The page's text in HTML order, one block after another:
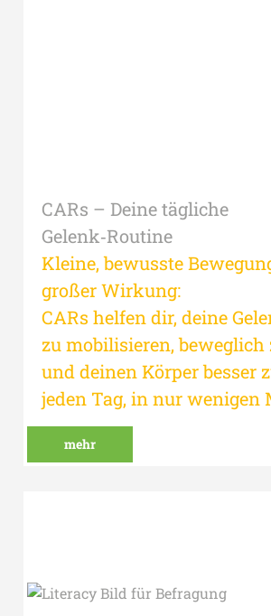
CARs – Deine tägliche
Gelenk‑Routine
Kleine, bewusste
großer Wirkung:
CARs helfen dir, deine
zu mobilisieren, beweglich
und deinen Körper besser
jeden Tag, in nur wenigen
mehr